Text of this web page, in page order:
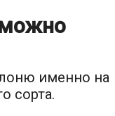
именно на
сорта.